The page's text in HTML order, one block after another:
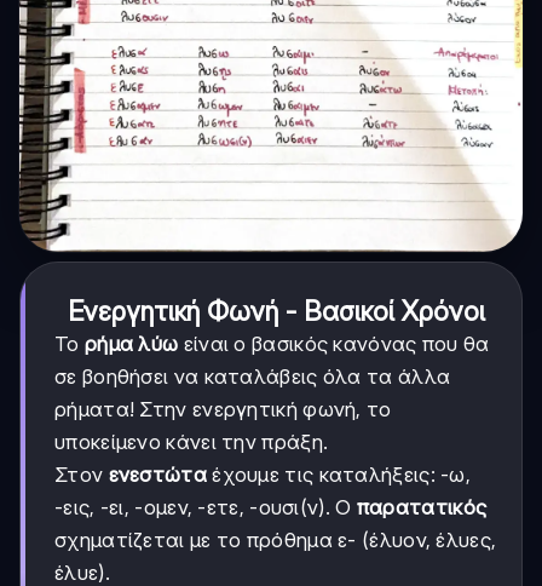
Ενεργητική Φωνή - Βασικοί Χρόνοι
Το ρήμα λύω είναι ο βασικός κανόνας που θα
σε βοηθήσει να καταλάβεις όλα τα άλλα
ρήματα! Στην ενεργητική φωνή, το
υποκείμενο κάνει την πράξη.
Στον ενεστώταέχουμε τις καταλήξεις: -ω,
-εις, -ει, -ομεν, -ετε, -ουσι(ν). Ο παρατατικός
σχηματίζεται με το πρόθημα ε- (έλυον, έλυες,
έλυε).